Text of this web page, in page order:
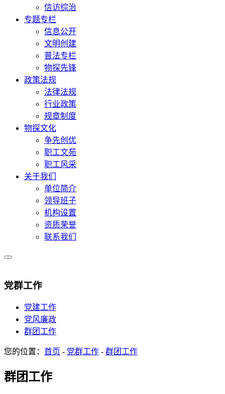
信访综治
专题专栏
信息公开
文明创建
普法专栏
物探先锋
政策法规
法律法规
行业政策
规章制度
物探文化
争先创优
职工文苑
职工风采
关于我们
单位简介
领导班子
机构设置
资质荣誉
联系我们
党群工作
党建工作
党风廉政
群团工作
您的位置： 首页 - 党群工作 - 群团工作
群团工作